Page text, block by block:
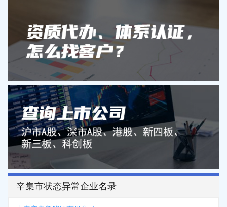
辛集市状态异常企业名录